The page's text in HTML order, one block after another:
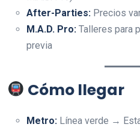
After-Parties: Precios
M.A.D. Pro: Talleres para
previa
Cómo llegar
Metro: Línea verde →